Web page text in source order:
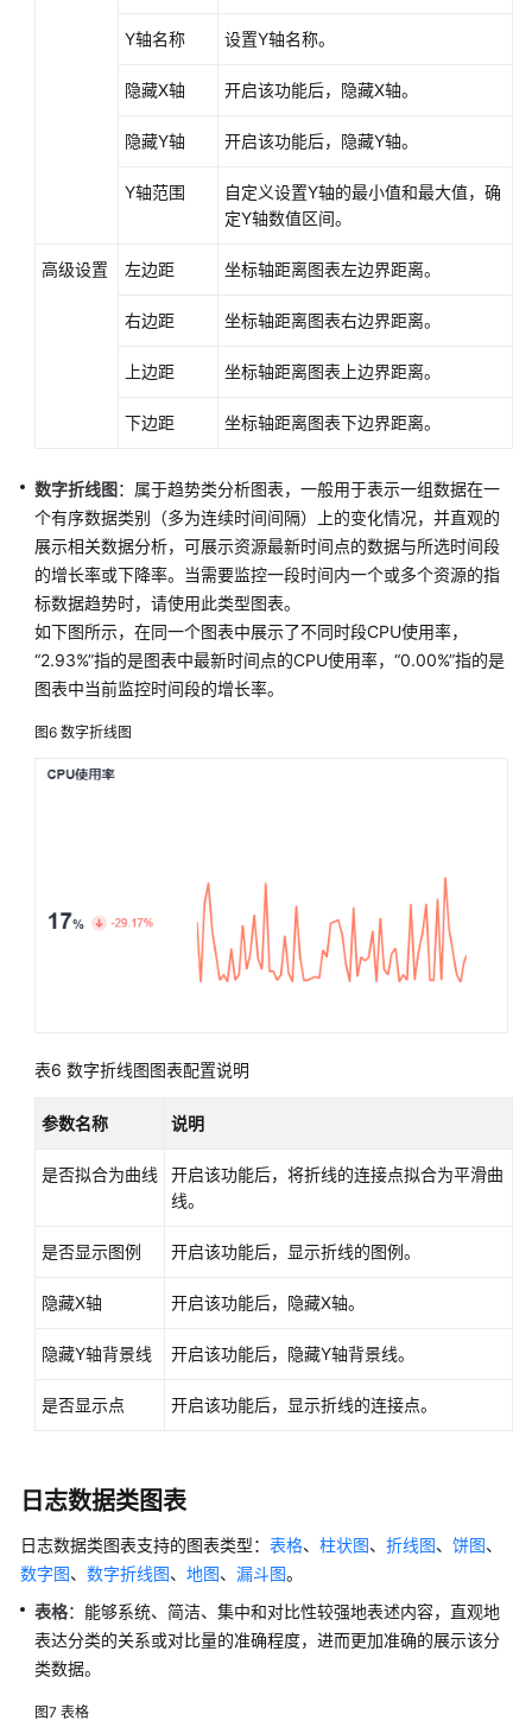
AOM
API
参
考
SDK
考
常
见
题
助
多
档
通
参
任
云
服
务
级
协
议
（SLA）
Y轴名称 设置Y轴名称。
隐藏X轴 开启该功能后，隐藏X轴。
隐藏Y轴 开启该功能后，隐藏Y轴。
Y轴范围
自定义设置Y轴的最小值和最大值，确
定Y轴数值区间。
高级设置 左边距 坐标轴距离图表左边界距离。
右边距 坐标轴距离图表右边界距离。
上边距 坐标轴距离图表上边界距离。
下边距 坐标轴距离图表下边界距离。
数字折线图：属于趋势类分析图表，一般用于表示一组数据在一
个有序数据类别（多为连续时间间隔）上的变化情况，并直观的
展示相关数据分析，可展示资源最新时间点的数据与所选时间段
的增长率或下降率。当需要监控一段时间内一个或多个资源的指
标数据趋势时，请使用此类型图表。
如下图所示，在同一个图表中展示了不同时段CPU使用率，
“2.93%”指的是图表中最新时间点的CPU使用率，“0.00%”指的是
图表中当前监控时间段的增长率。
图6 数字折线图
表6 数字折线图图表配置说明
参数名称 说明
是否拟合为曲线
开启该功能后，将折线的连接点拟合为平滑曲
线。
是否显示图例 开启该功能后，显示折线的图例。
隐藏X轴 开启该功能后，隐藏X轴。
隐藏Y轴背景线 开启该功能后，隐藏Y轴背景线。
是否显示点 开启该功能后，显示折线的连接点。
日志数据类图表
日志数据类图表支持的图表类型： 表格、 柱状图、 折线图、 饼图、
数字图、 数字折线图、 地图、 漏斗图。
表格：能够系统、简洁、集中和对比性较强地表述内容，直观地
表达分类的关系或对比量的准确程度，进而更加准确的展示该分
类数据。
图7 表格